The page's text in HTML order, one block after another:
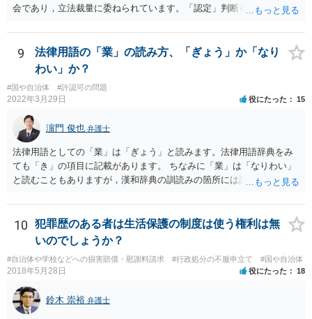
会であり，立法裁量に委ねられています。「認定」判断をするのが行
て著しく低い基準を設定する」おそれのある主体は国会です。ですの
で，後の「裁量権」の主体も国会となります。
9
法律用語の「業」の読み方、「ぎょう」か「なり
わい」か？
#国や自治体 #許認可の問題
2022年3月29日 役にたった 15
濵門 俊也 弁護士
法律用語としての「業」は「ぎょう」と読みます。法律用語辞典をみ
ても「き」の項目に記載があります。 ちなみに「業」は「なりわい」
と読むこともありますが，漢和辞典の訓読みの箇所には記載がないで
10
犯罪歴のある者は生活保護の制度は使う権利は無
いのでしょうか？
#自治体や学校などへの損害賠償・慰謝料請求 #行政処分の不服申立て #国や自治体
2018年5月28日 役にたった 18
鈴木 崇裕 弁護士